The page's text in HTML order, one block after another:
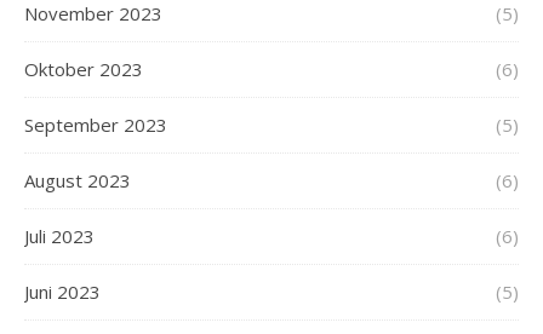
November 2023 (5)
Oktober 2023 (6)
September 2023 (5)
August 2023 (6)
Juli 2023 (6)
Juni 2023 (5)